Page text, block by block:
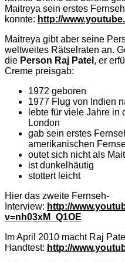
Maitreya sein erstes
konnte: http://
Maitreya gibt aber seine
weltweites Rätselraten an.
die Person Raj Patel , er
Creme preisgab:
1972 geboren
1977 Flug von Indien
lebte für viele Jahre in
London
gab sein erstes
amerikanischen
outet sich nicht als
ist dunkelhäutig
stottert leicht
Hier das zweite Fernseh-
Interview: http://
v=nh03xM_Q1OE
Im April 2010 macht Raj
Handtest: http://